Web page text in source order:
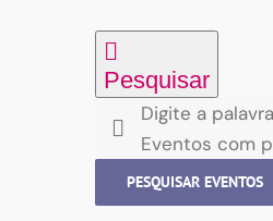
Pesquisar
Digite a
Eventos com
PESQUISAR EVENTOS